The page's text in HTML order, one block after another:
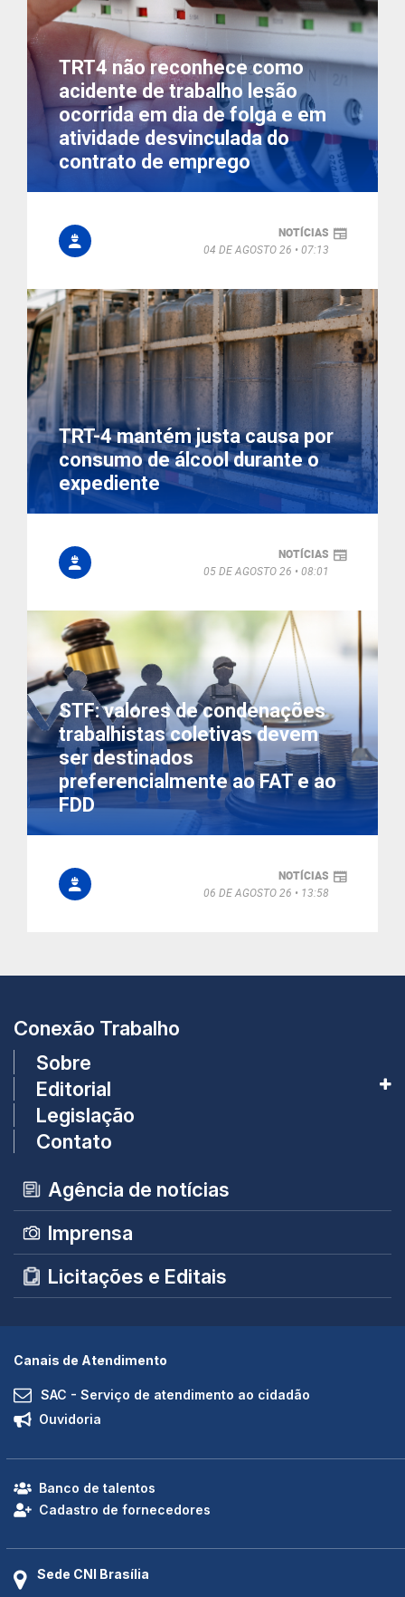
TRT4 não reconhece como
acidente de trabalho lesão
ocorrida em dia de folga e em
atividade desvinculada do
contrato de emprego
NOTÍCIAS
04 DE AGOSTO 26
07:13
TRT-4 mantém justa causa por
consumo de álcool durante o
expediente
NOTÍCIAS
05 DE AGOSTO 26
08:01
STF: valores de condenações
trabalhistas coletivas devem
ser destinados
preferencialmente ao FAT e ao
FDD
NOTÍCIAS
06 DE AGOSTO 26
13:58
Conexão Trabalho
Sobre
Editorial
Legislação
Contato
Agência de notícias
Imprensa
Licitações e Editais
Canais de Atendimento
SAC - Serviço de atendimento ao cidadão
Ouvidoria
Banco de talentos
Cadastro de fornecedores
Sede CNI Brasília